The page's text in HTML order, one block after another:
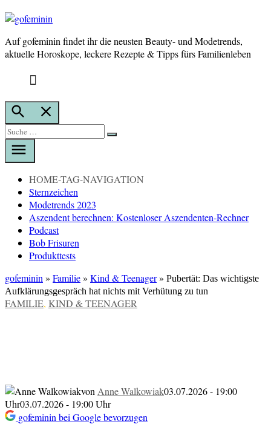
gofeminin
Auf gofeminin findet ihr die neusten Beauty- und Modetrends,
aktuelle Horoskope, leckere Rezepte & Tipps fürs Familienleben
Suche
öffnen
Suche
nach:
Suche
HOME-TAG-NAVIGATION
Sternzeichen
Modetrends 2023
Aszendent berechnen: Kostenloser Aszendenten-Rechner
Podcast
Bob Frisuren
Produkttests
gofeminin » Familie» Kind & Teenager» Pubertät: Das wichtigste
Aufklärungsgespräch hat nichts mit Verhütung zu tun
VERÖFFENTLICHT
FAMILIE, KIND & TEENAGER
von Anne Walkowiak03.07.2026 - 19:00
Uhr03.07.2026 - 19:00 Uhr
gofeminin bei Google bevorzugen